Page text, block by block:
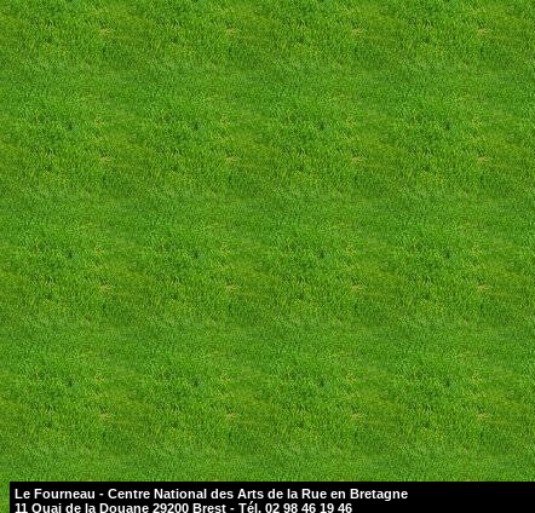
Le Fourneau - Centre National des Arts de la Rue en Bretagne
11 Quai de la Douane 29200 Brest - Tél. 02 98 46 19 46